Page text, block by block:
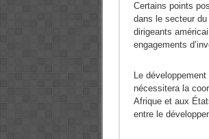
Certains points
dans le secteur
dirigeants
engagements
Le
nécessitera la
Afrique et aux
entre le